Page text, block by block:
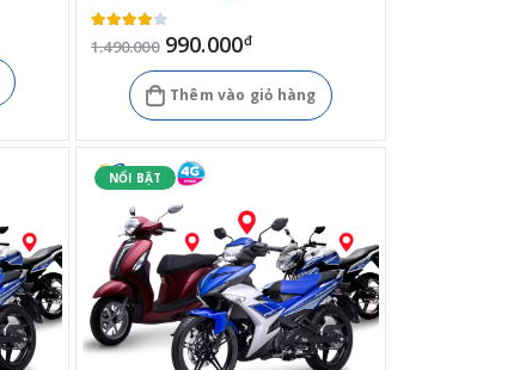
1.490.000 990.000đ
Thêm vào giỏ hàng